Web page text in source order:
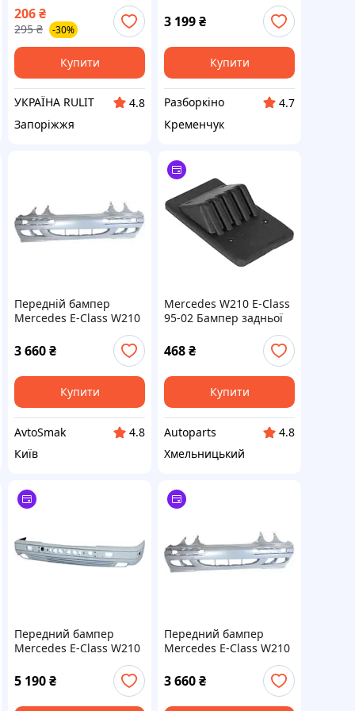
206₴
295 ₴ -30%
Купити
УКРАЇНА RULIT
4.8
Запоріжжя
Мерседес Передний
Новый бампер FP 3527
902 2108851825
3 199₴
Купити
Разборкіно
4.7
Кременчук
Передній бампер
Mercedes E-Class W210
99-02 без отв. омивача
(FPS) 2108851825
3 660₴
Купити
AvtoSmak
4.8
Київ
Mercedes W210 E-Class
95-02 Бампер задньої
468₴
Купити
Autoparts
4.8
Хмельницький
Передний бампер
Mercedes E-Class W210
(CLASSIC) без отв. под
молдинги (FPS)
2108803370
5 190₴
Передний бампер
Mercedes E-Class W210
омывателя (FPS)
2108851825
3 660₴